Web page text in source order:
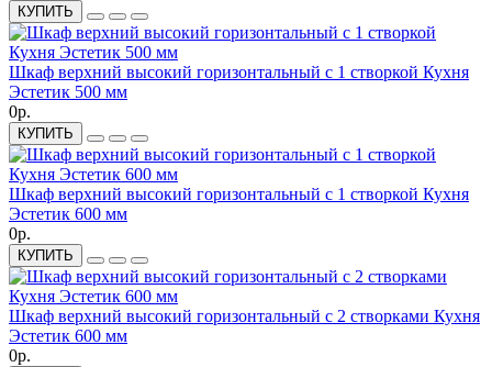
КУПИТЬ
Шкаф верхний высокий горизонтальный с 1 створкой Кухня
Эстетик 500 мм
0р.
КУПИТЬ
Шкаф верхний высокий горизонтальный с 1 створкой Кухня
Эстетик 600 мм
0р.
КУПИТЬ
Шкаф верхний высокий горизонтальный с 2 створками Кухня
Эстетик 600 мм
0р.